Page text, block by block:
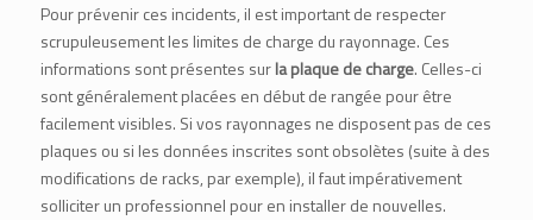
Pour prévenir ces incidents, il est important de respecter
scrupuleusement les limites de charge du rayonnage. Ces
informations sont présentes surla plaque de charge. Celles-ci
sont généralement placées en début de rangée pour être
facilement visibles. Si vos rayonnages ne disposent pas de ces
plaques ou si les données inscrites sont obsolètes (suite à des
modifications de racks, par exemple), il faut impérativement
solliciter un professionnel pour en installer de nouvelles.